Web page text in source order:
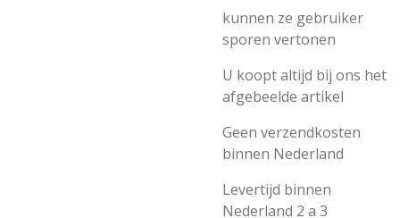
kunnen ze gebruiker
sporen vertonen
U koopt altijd bij ons het
afgebeelde artikel
Geen verzendkosten
binnen Nederland
Levertijd binnen
Nederland 2 a 3